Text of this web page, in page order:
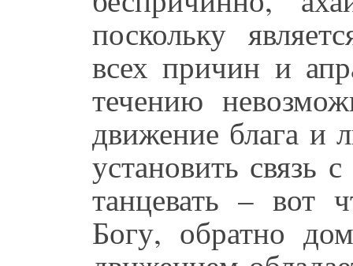
поскольку
всех причин и
течению
движение блага
установить связь
танцевать – вот
Богу, обратно